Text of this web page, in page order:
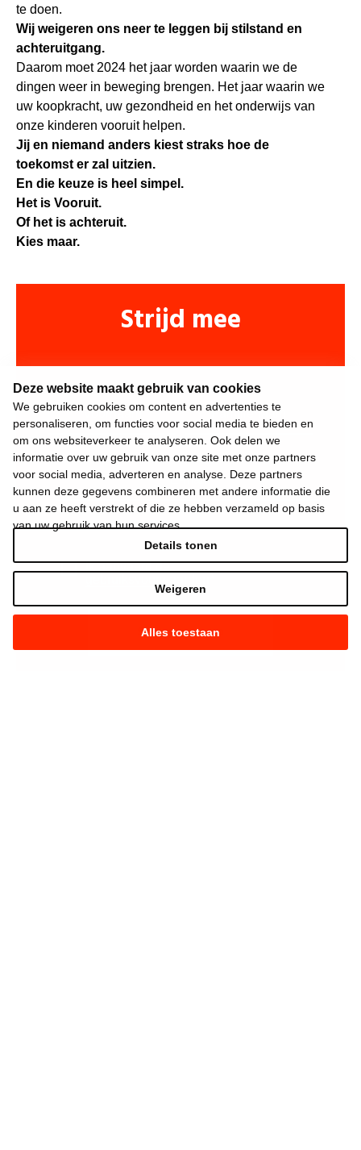
Deze website maakt gebruik van cookies
We gebruiken cookies om content en advertenties te
personaliseren, om functies voor social media te bieden en
om ons websiteverkeer te analyseren. Ook delen we
informatie over uw gebruik van onze site met onze partners
voor social media, adverteren en analyse. Deze partners
kunnen deze gegevens combineren met andere informatie die
u aan ze heeft verstrekt of die ze hebben verzameld op basis
van uw gebruik van hun services.
Alles toestaan
Weigeren
Details tonen
te doen.
Wij weigeren ons neer te leggen bij stilstand en
achteruitgang.
Daarom moet 2024 het jaar worden waarin we de
dingen weer in beweging brengen. Het jaar waarin we
uw koopkracht, uw gezondheid en het onderwijs van
onze kinderen vooruit helpen.
Jij en niemand anders kiest straks hoe de
toekomst er zal uitzien.
En die keuze is heel simpel.
Het is Vooruit.
Of het is achteruit.
Kies maar.
Strijd mee
Ik aanvaard de